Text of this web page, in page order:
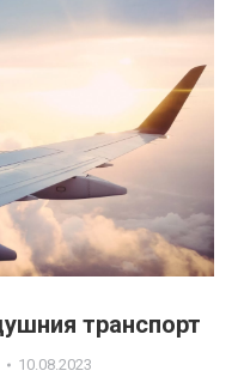
транспорт
10.08.2023